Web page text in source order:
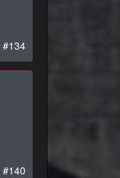
#134
#140